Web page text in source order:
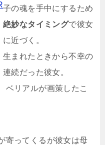
子の魂を手中にするため
絶妙なタイミングで彼女
に近づく。
生まれたときから不幸の
連続だった彼女。
ベリアルが画策したこ
寄ってくるが彼女は母